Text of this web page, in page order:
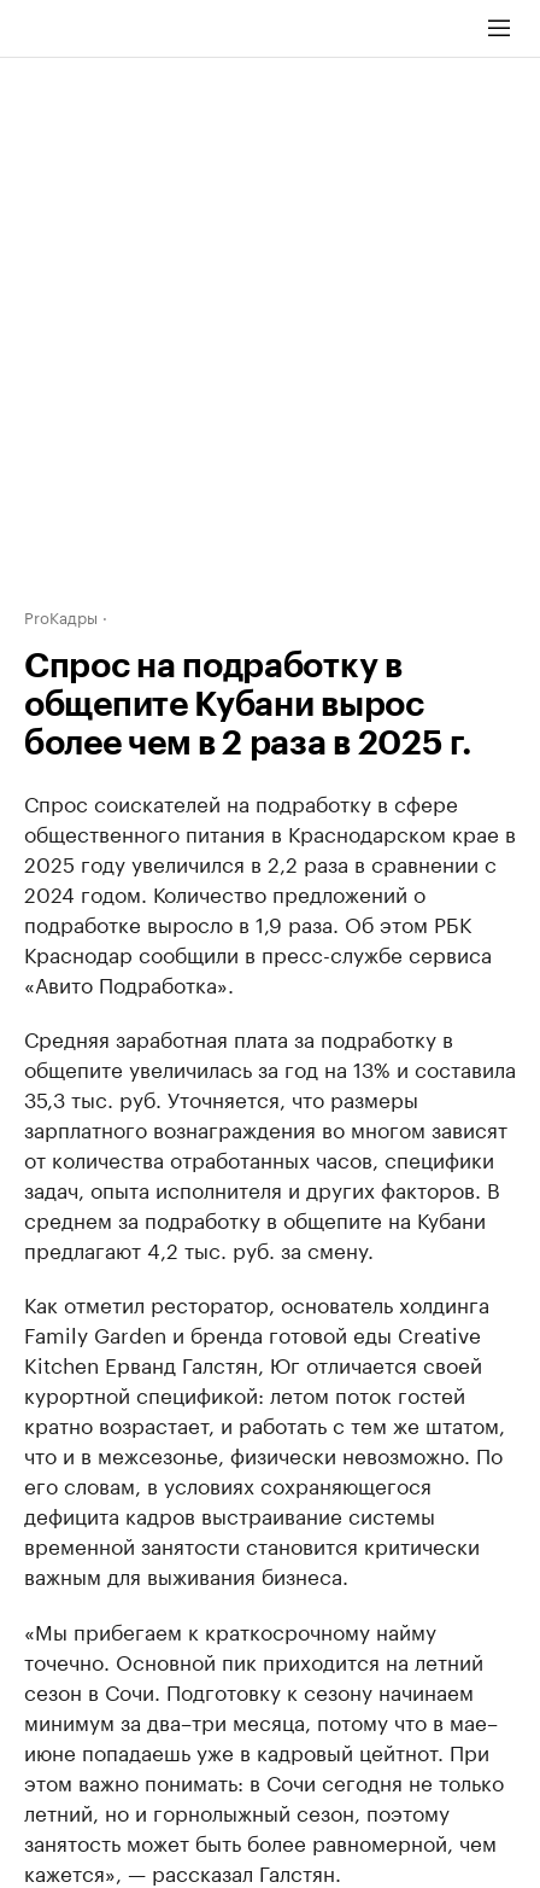
ProКадры
Спрос на подработку в
общепите Кубани вырос
более чем в 2 раза в 2025 г.
Спрос соискателей на подработку в сфере
общественного питания в Краснодарском крае в
2025 году увеличился в 2,2 раза в сравнении с
2024 годом. Количество предложений о
подработке выросло в 1,9 раза. Об этом РБК
Краснодар сообщили в пресс-службе сервиса
«Авито Подработка».
Средняя заработная плата за подработку в
общепите увеличилась за год на 13% и составила
35,3 тыс. руб. Уточняется, что размеры
зарплатного вознаграждения во многом зависят
от количества отработанных часов, специфики
задач, опыта исполнителя и других факторов. В
среднем за подработку в общепите на Кубани
предлагают 4,2 тыс. руб. за смену.
Как отметил ресторатор, основатель холдинга
Family Garden и бренда готовой еды Creative
Kitchen Ерванд Галстян, Юг отличается своей
курортной спецификой: летом поток гостей
кратно возрастает, и работать с тем же штатом,
что и в межсезонье, физически невозможно. По
его словам, в условиях сохраняющегося
дефицита кадров выстраивание системы
временной занятости становится критически
важным для выживания бизнеса.
«Мы прибегаем к краткосрочному найму
точечно. Основной пик приходится на летний
сезон в Сочи. Подготовку к сезону начинаем
минимум за два–три месяца, потому что в мае–
июне попадаешь уже в кадровый цейтнот. При
этом важно понимать: в Сочи сегодня не только
летний, но и горнолыжный сезон, поэтому
занятость может быть более равномерной, чем
кажется», — рассказал Галстян.